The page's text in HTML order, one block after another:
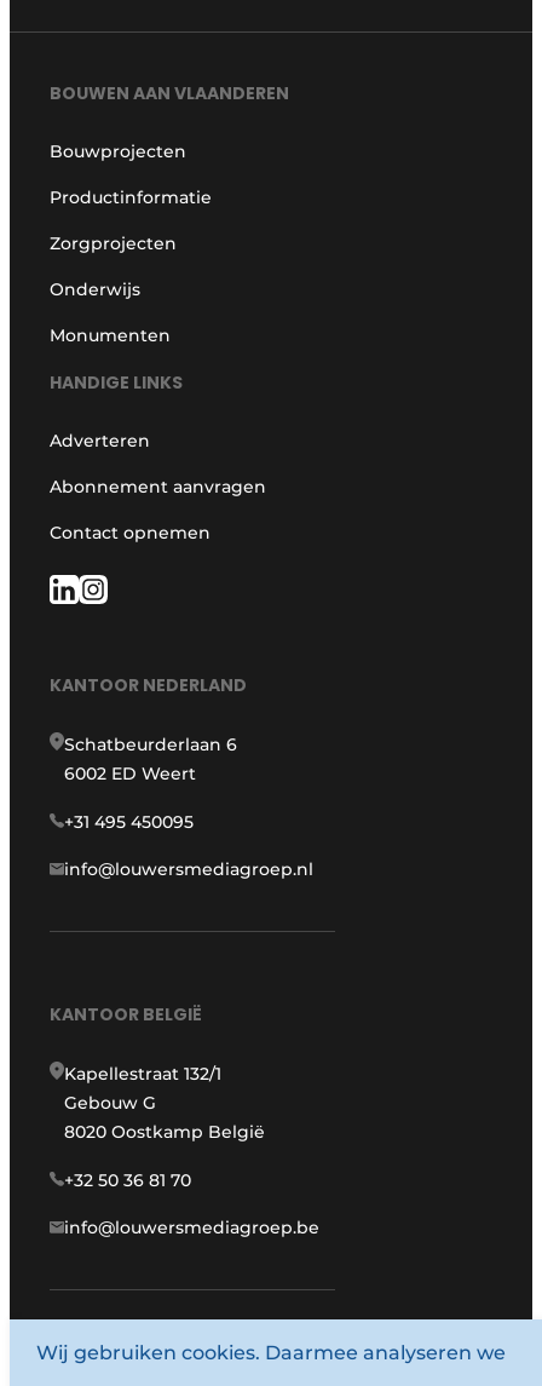
BOUWEN AAN VLAANDEREN
Bouwprojecten
Productinformatie
Zorgprojecten
Onderwijs
Monumenten
HANDIGE LINKS
Adverteren
Abonnement aanvragen
Contact opnemen
KANTOOR NEDERLAND
Schatbeurderlaan 6
6002 ED Weert
+31 495 450095
info@louwersmediagroep.nl
KANTOOR BELGIË
Kapellestraat 132/1
Gebouw G
8020 Oostkamp België
+32 50 36 81 70
info@louwersmediagroep.be
www.louwersmediagroep.com
Wij gebruiken cookies. Daarmee analyseren we